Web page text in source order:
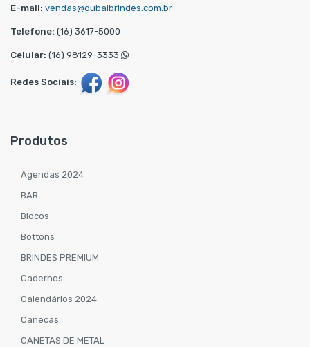
E-mail: vendas@dubaibrindes.com.br
Telefone: (16) 3617-5000
Celular: (16) 98129-3333
Redes Sociais:
Produtos
Agendas 2024
BAR
Blocos
Bottons
BRINDES PREMIUM
Cadernos
Calendários 2024
Canecas
CANETAS DE METAL